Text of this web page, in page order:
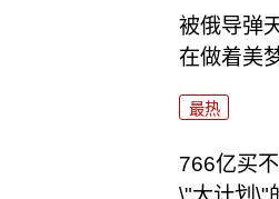
被俄导弹
在做着美
最热
766亿买